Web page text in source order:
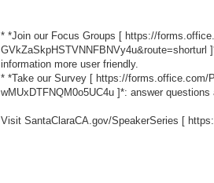
* *Join our Focus Groups [ https://
GVkZaSkpHSTVNNFBNVy4u&route=shorturl
information more user friendly.
* *Take our Survey [ https://forms.office.com/
wMUxDTFNQM0o5UC4u ]*: answer questions
Visit SantaClaraCA.gov/SpeakerSeries [